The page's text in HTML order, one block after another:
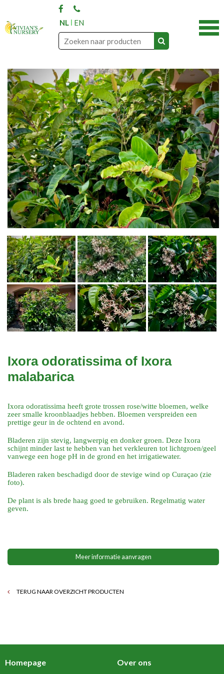
NL EN
Ixora odoratissima of Ixora
malabarica
Ixora odoratissima heeft grote trossen rose/witte bloemen, welke
zeer smalle kroonblaadjes hebben. Bloemen verspreiden een
prettige geur in de ochtend en avond.
Bladeren zijn stevig, langwerpig en donker groen. Deze Ixora
schijnt minder last te hebben van het verkleuren tot lichtgroen/geel
vanwege een hoge pH in de grond en het irrigatiewater.
Bladeren raken beschadigd door de stevige wind op Curaçao (zie
foto).
De plant is als brede haag goed te gebruiken. Regelmatig water
geven.
Meer informatie aanvragen
TERUG NAAR OVERZICHT PRODUCTEN
Homepage Over ons